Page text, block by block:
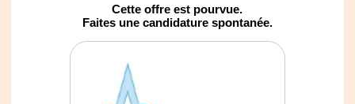
Cette offre est pourvue.
Faites une candidature spontanée.